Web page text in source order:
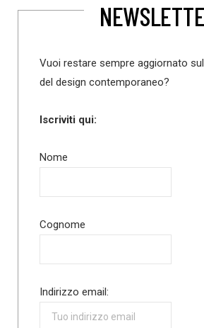
Vuoi restare sempre aggiornato
del design contemporaneo?
Iscriviti qui:
Nome
Cognome
Indirizzo email: